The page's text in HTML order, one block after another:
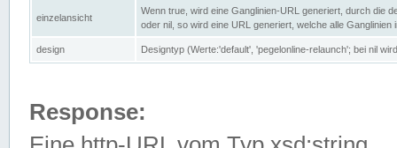
einzelansicht
Wenn true, wird eine Ganglinien-URL generiert, durch die
oder nil, so wird eine URL generiert, welche alle Ganglinien
design Designtyp (Werte:'default', 'pegelonline-relaunch'; bei nil
Response: